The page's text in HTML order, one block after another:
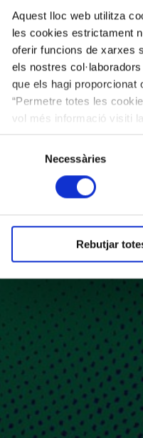
Aquest lloc web utilitza
les cookies estrictament
oferir funcions de xarxes
els nostres
que els hagi proporcionat
“Permetre totes les
vol més informació visiti
les cookies en qualsevol
consentiment
Necessàries
Rebutjar